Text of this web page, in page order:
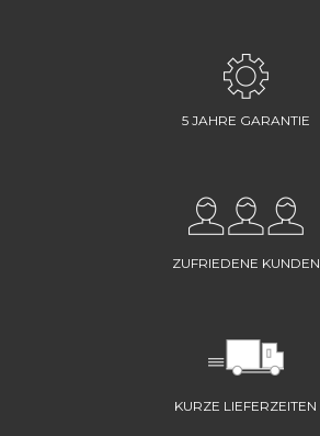
5 JAHRE GARANTIE
ZUFRIEDENE KUNDEN
KURZE LIEFERZEITEN